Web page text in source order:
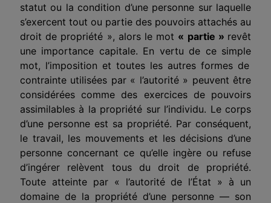
statut ou la condition d’une personne sur laquelle
s’exercent tout ou partie des pouvoirs attachés au
droit de propriété », alors le mot « partie » revêt
une importance capitale. En vertu de ce simple
mot, l’imposition et toutes les autres formes de
contrainte utilisées par « l’autorité » peuvent être
considérées comme des exercices de pouvoirs
assimilables à la propriété sur l’individu. Le corps
d’une personne est sa propriété. Par conséquent,
le travail, les mouvements et les décisions d’une
personne concernant ce qu’elle ingère ou refuse
d’ingérer relèvent tous du droit de propriété.
Toute atteinte par « l’autorité de l’État » à un
domaine de la propriété d’une personne — son